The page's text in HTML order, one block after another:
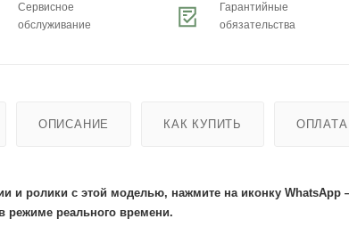
Сервисное
обслуживание
Гарантийные
обязательства
ОПИСАНИЕ КАК КУПИТЬ ОПЛАТА
и ролики с этой моделью, нажмите на иконку WhatsApp
режиме реального времени.